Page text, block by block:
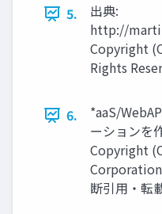
5.
出典:
http://
Copyright
Rights
6.
*aaS/
ーションを
Copyright
断引用・転